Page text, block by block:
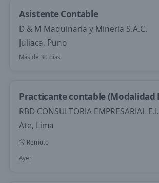
Asistente Contable
D & M Maquinaria y Mineria S.A.C.
Juliaca, Puno
Más de 30 días
Practicante contable (Modalidad
RBD CONSULTORIA EMPRESARIAL
Ate, Lima
Remoto
Ayer